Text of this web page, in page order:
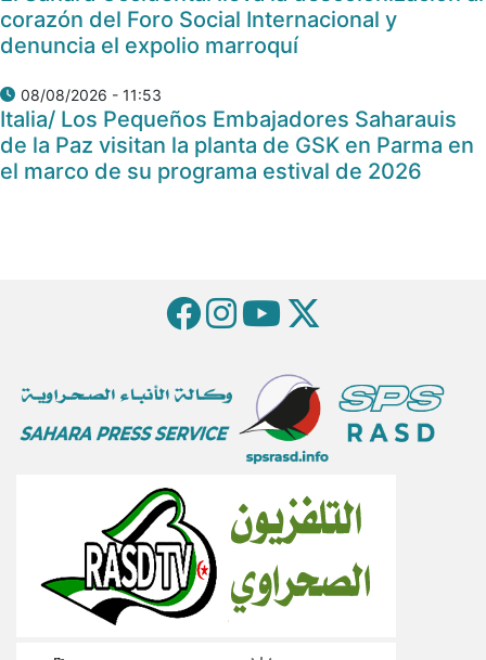
corazón del Foro Social Internacional y
denuncia el expolio marroquí
08/08/2026 - 11:53
Italia/ Los Pequeños Embajadores Saharauis
de la Paz visitan la planta de GSK en Parma en
el marco de su programa estival de 2026